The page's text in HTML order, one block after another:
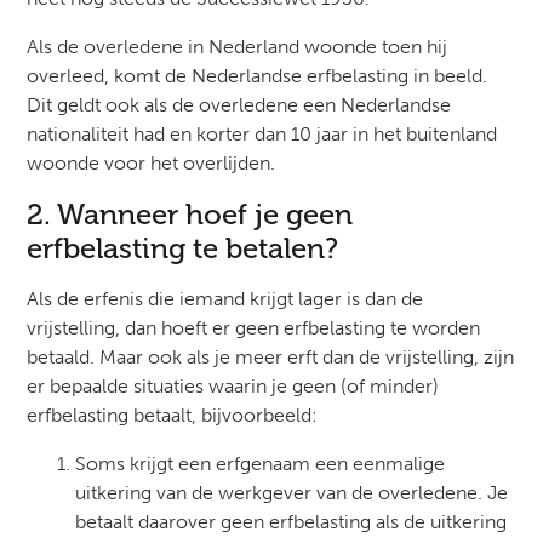
Als de overledene in Nederland woonde toen hij
overleed, komt de Nederlandse erfbelasting in beeld.
Dit geldt ook als de overledene een Nederlandse
nationaliteit had en korter dan 10 jaar in het buitenland
woonde voor het overlijden.
2. Wanneer hoef je geen
erfbelasting te betalen?
Als de erfenis die iemand krijgt lager is dan de
vrijstelling, dan hoeft er geen erfbelasting te worden
betaald. Maar ook als je meer erft dan de vrijstelling, zijn
er bepaalde situaties waarin je geen (of minder)
erfbelasting betaalt, bijvoorbeeld:
Soms krijgt een erfgenaam een eenmalige
uitkering van de werkgever van de overledene. Je
betaalt daarover geen erfbelasting als de uitkering